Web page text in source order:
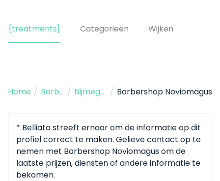
{treatments} Categorieën Wijken
Home / Barbershop / Nijmegen / Barbershop Noviomagus
* Belliata streeft ernaar om de informatie op dit
profiel correct te maken. Gelieve contact op te
nemen met Barbershop Noviomagus om de
laatste prijzen, diensten of andere informatie te
bekomen.